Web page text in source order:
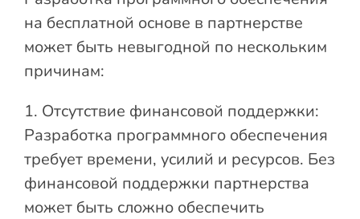
на бесплатной основе в партнерстве
может быть невыгодной по нескольким
причинам:
1. Отсутствие финансовой поддержки:
Разработка программного обеспечения
требует времени, усилий и ресурсов. Без
финансовой поддержки партнерства
может быть сложно обеспечить